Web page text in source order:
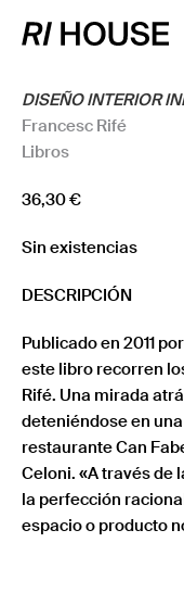
DISEÑO INTERIOR
Francesc Rifé
Libros
36,30€
Sin existencias
DESCRIPCIÓN
Publicado en 2011
este libro recorren
Rifé. Una mirada
deteniéndose en
restaurante Can
Celoni. «A través de
la perfección
espacio o producto